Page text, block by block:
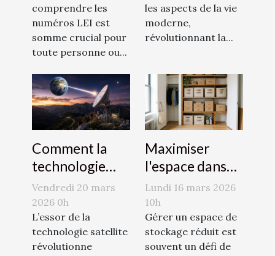
comprendre les
numéros LEI est
somme crucial pour
toute personne ou...
les aspects de la vie
moderne,
révolutionnant la...
Comment la
technologie
satellite
transforme-t-
elle l'accès à
Internet dans
Vendredi 20 mars
2026 0h
L’essor de la
technologie satellite
révolutionne
Maximiser
l'espace dans
des petites
surfaces de
stockage
Lundi 16 mars 2026
10h
Gérer un espace de
stockage réduit est
souvent un défi de